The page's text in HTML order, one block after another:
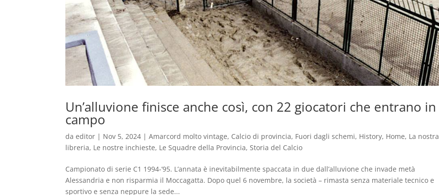
Un’alluvione finisce anche così, con 22 giocatori che entrano in
campo
daeditor | Nov 5, 2024 |Amarcord molto vintage, Calcio di provincia, Fuori dagli schemi, History, Home, La nostra
libreria, Le nostre inchieste, Le Squadre della Provincia,Storia del Calcio
Campionato di serie C1 1994-’95. L’annata è inevitabilmente spaccata in due dall’alluvione che invade metà
Alessandria e non risparmia il Moccagatta. Dopo quel 6 novembre, la società – rimasta senza materiale tecnico e
sportivo e senza neppure la sede...